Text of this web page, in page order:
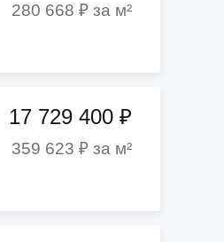
280 668 ₽ за м²
17 729 400 ₽
359 623 ₽ за м²